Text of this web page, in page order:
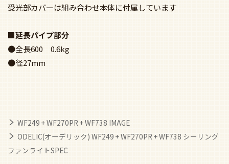
受光部カバーは組み合わせ本体に付属しています
■延長パイプ部分
●全長600 0.6kg
●径27mm
WF249 + WF270PR + WF738 IMAGE
ODELIC(オーデリック) WF249 + WF270PR + WF738 シーリング
ファンライトSPEC